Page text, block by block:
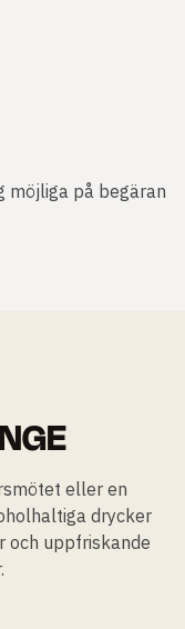
möjliga på begäran
eller en
drycker
och uppfriskande